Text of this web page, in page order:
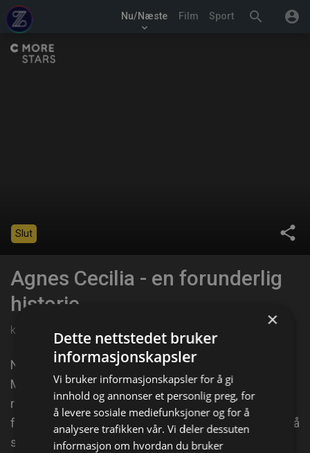
search account_circle
Nu/Næste
keyboard_arrow_down
Film Sport
share
Slut
Agnes Cecilia - en forunderlig
historie
kl. 04:05 på C More Stars
Når Nora er fem år omkommer foreldrene hennes.
Men de voksne forteller henne at moren og faren er
reist bort. Ti år senere flytter Nora og hennes nye
familie til en ny leilighet og merkelige ting begynner å
skje.
×
Dette nettstedet bruker
informasjonskapsler
Vi bruker informasjonskapsler for å gi
innhold og annonser et personlig preg, for
å levere sosiale mediefunksjoner og for å
analysere trafikken vår. Vi deler dessuten
informasjon om hvordan du bruker